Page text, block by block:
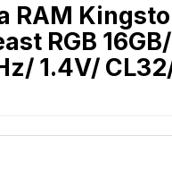
RAM
RGB
1.4V/